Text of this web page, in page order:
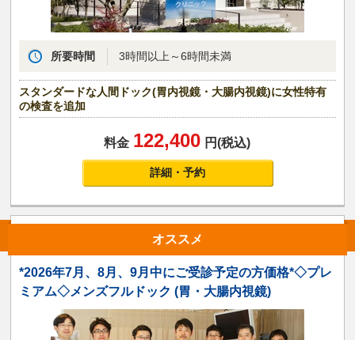
所要時間 3時間以上～6時間未満
スタンダードな人間ドック(胃内視鏡・大腸内視鏡)に女性特有
の検査を追加
料金 122,400 円(税込)
詳細・予約
オススメ
*2026年7月、8月、9月中にご受診予定の方価格*◇プレ
ミアム◇メンズフルドック (胃・大腸内視鏡)